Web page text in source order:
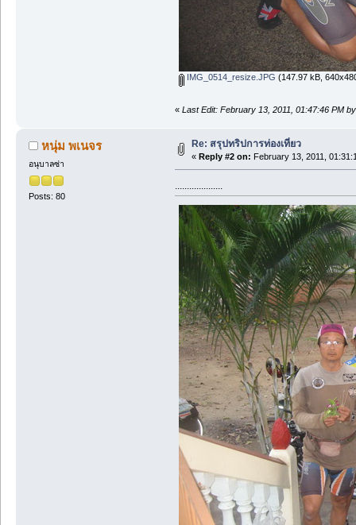
IMG_0514_resize.JPG (147.97 kB,
« Last Edit: February 13, 2011, 01:47:46 PM
หนุ่ม พเนจร
อนุบาลซ่า
Posts: 80
Re: สรุปทริปการท่องเที่ยว
« Reply #2 on: February 13, 2011,
....................